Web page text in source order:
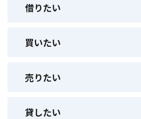
借りたい
買いたい
売りたい
貸したい